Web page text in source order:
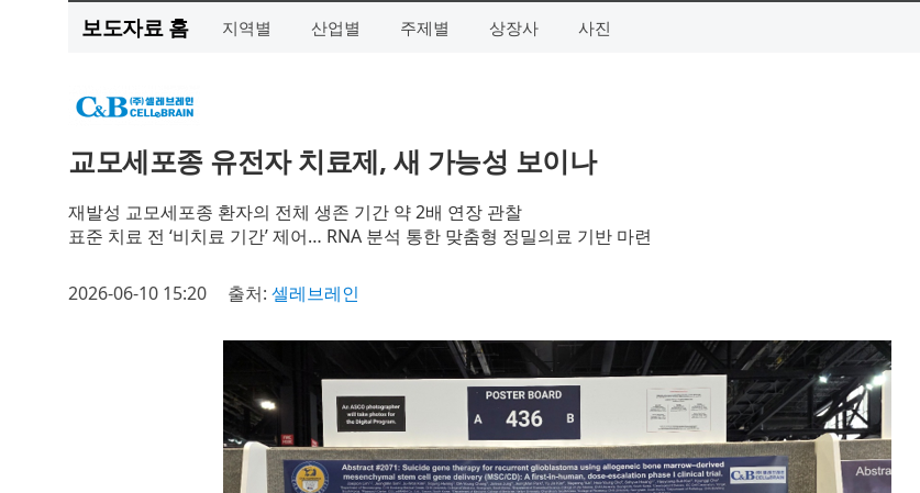
보도자료 홈 지역별 산업별 주제별 상장사 사진
교모세포종 유전자 치료제, 새 가능성 보이나
재발성 교모세포종 환자의 전체 생존 기간 약 2배 연장 관찰
표준 치료 전 ‘비치료 기간’ 제어… RNA 분석 통한 맞춤형 정밀의료 기반 마련
2026-06-10 15:20 출처: 셀레브레인